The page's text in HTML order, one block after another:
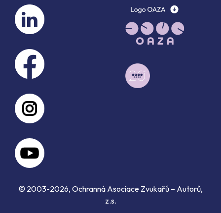
© 2003-2026, Ochranná Asociace Zvukařů – Autorů,
z.s.